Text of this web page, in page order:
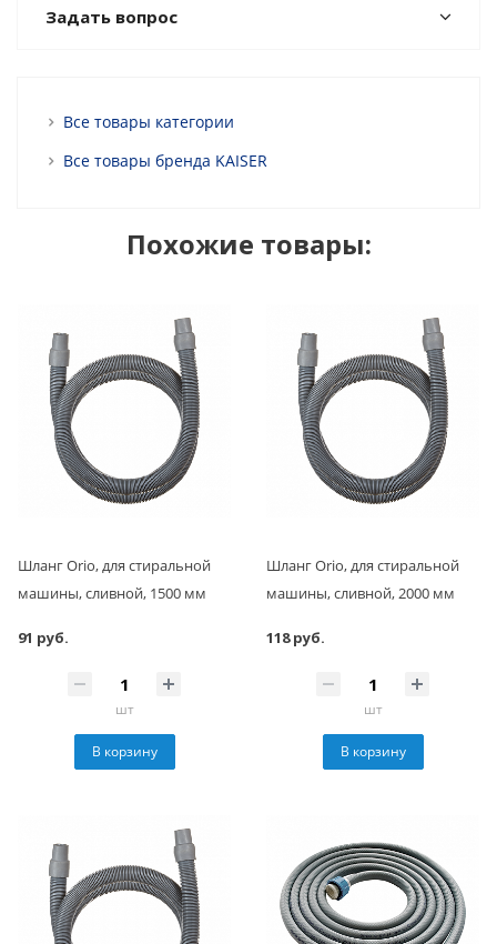
Задать вопрос
Все товары категории
Все товары бренда KAISER
Похожие товары:
Шланг Orio, для стиральной
машины, сливной, 1500 мм
91 руб.
шт
В корзину
Шланг Orio, для стиральной
машины, сливной, 2000 мм
118 руб.
шт
В корзину